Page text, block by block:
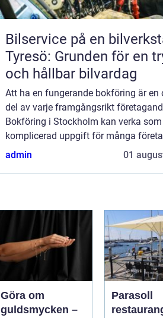
Bilservice på en
Tyresö: Grunden för en
och hållbar bilvardag
Att ha en fungerande bokföring är en
del av varje framgångsrikt
Bokföring i Stockholm kan verka som
komplicerad uppgift för många
men med rätt kunskap och stöd bl...
admin 01
Göra om
guldsmycken –
Parasoll
restaurang